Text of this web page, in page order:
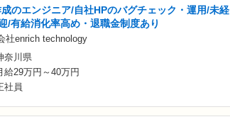
成のエンジニア/自社HPのバグチェック・運用/未経
/有給消化率高め・退職金制度あり
社enrich technology
奈川県
給29万円～40万円
社員